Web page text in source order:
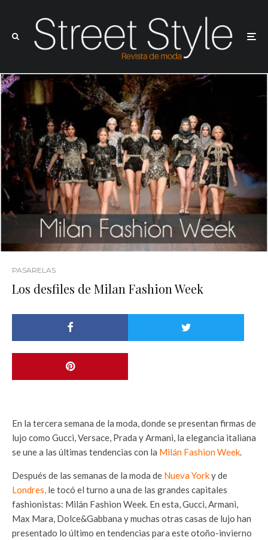
PASARELAS
Los desfiles de Milan Fashion Week
En la tercera semana de la moda, donde se presentan firmas de
lujo como Gucci, Versace, Prada y Armani, la elegancia italiana
se une a las últimas tendencias con la Milán Fashion Week.
Después de las semanas de la moda de Nueva Yorky de
Londres, le tocó el turno a una de las grandes capitales
fashionistas: Milán Fashion Week. En esta, Gucci, Armani,
Max Mara, Dolce&Gabbana y muchas otras casas de lujo han
presentado lo último en tendencias para este otoño-invierno